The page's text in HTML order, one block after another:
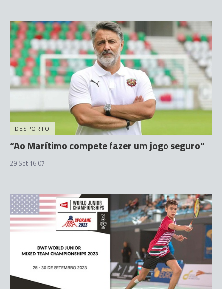
DESPORTO
“Ao Marítimo compete fazer um jogo seguro”
29 Set 16:07